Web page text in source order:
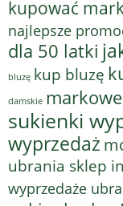
kupować
najlepsze
dla 50 latki
bluzę kup bluzę
damskie
sukienki
wyprzedaż
ubrania sklep
wyprzedaże